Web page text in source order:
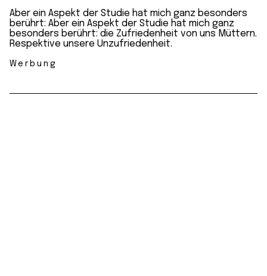
Aber ein Aspekt der Studie hat mich ganz besonders
berührt: Aber ein Aspekt der Studie hat mich ganz
besonders berührt: die Zufriedenheit von uns Müttern.
Respektive unsere Unzufriedenheit.
Werbung